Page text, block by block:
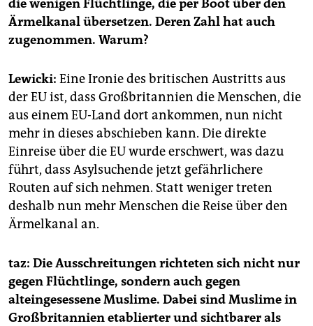
die wenigen Flüchtlinge, die per Boot über den
Ärmelkanal übersetzen. Deren Zahl hat auch
zugenommen. Warum?
Lewicki: Eine Ironie des britischen Austritts aus
der EU ist, dass Großbritannien die Menschen, die
aus einem EU-Land dort ankommen, nun nicht
mehr in dieses abschieben kann. Die direkte
Einreise über die EU wurde erschwert, was dazu
führt, dass Asylsuchende jetzt gefährlichere
Routen auf sich nehmen. Statt weniger treten
deshalb nun mehr Menschen die Reise über den
Ärmelkanal an.
taz: Die Ausschreitungen richteten sich nicht nur
gegen Flüchtlinge, sondern auch gegen
alteingesessene Muslime. Dabei sind Muslime in
Großbritannien etablierter und sichtbarer als